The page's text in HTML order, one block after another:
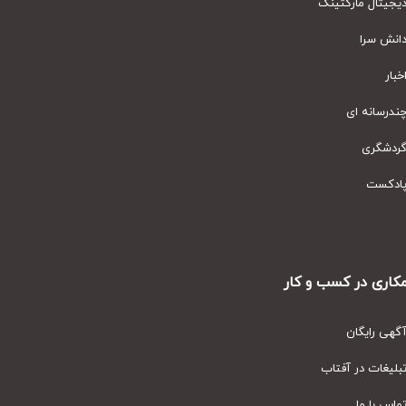
مارکتینگ
سرا
ای
در کسب و کار
رایگان
در آفتاب